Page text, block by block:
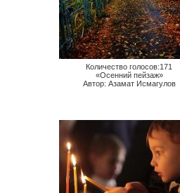
Количество голосов:171
«Осенний пейзаж»
Автор: Азамат Исмагулов